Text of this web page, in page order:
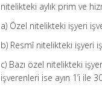
nitelikteki aylık prim ve
a) Özel nitelikteki işyeri
b) Resmî nitelikteki işyeri
c) Bazı özel nitelikteki
işverenleri ise ayın 1’i ile